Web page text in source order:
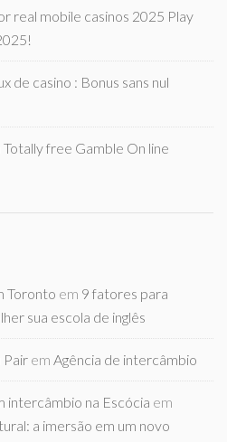
real mobile casinos 2025 Play
de casino : Bonus sans nul
free Gamble On line
Toronto em 9 fatores para
sua escola de inglês
Pair em Agência de intercâmbio
intercâmbio na Escócia em
a imersão em um novo